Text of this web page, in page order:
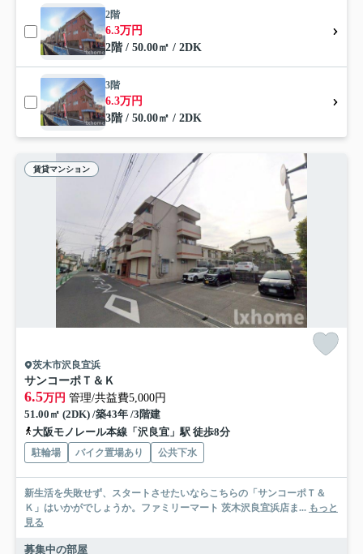
2階
6.3万円
2階 / 50.00㎡ / 2DK
3階
6.3万円
3階 / 50.00㎡ / 2DK
賃貸マンション
茨木市沢良宜浜
サンコーポＴ＆Ｋ
6.5万円 管理/共益費5,000円
51.00㎡ (2DK) /築43年 /3階建
大阪モノレール本線「沢良宜」駅 徒歩8分
駐輪場 バイク置場あり 公共下水
新生活を失敗せず、スタートさせたいならこちらの「サンコーポＴ＆
Ｋ」はいかがでしょうか。ファミリーマート 茨木沢良宜浜店ま... もっと
見る
募集中の部屋